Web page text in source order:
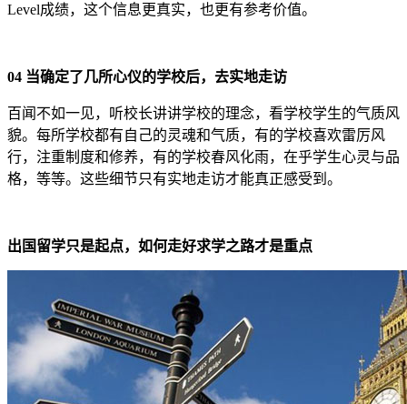
Level成绩，这个信息更真实，也更有参考价值。
04 当确定了几所心仪的学校后，去实地走访
百闻不如一见，听校长讲讲学校的理念，看学校学生的气质风
貌。每所学校都有自己的灵魂和气质，有的学校喜欢雷厉风
行，注重制度和修养，有的学校春风化雨，在乎学生心灵与品
格，等等。这些细节只有实地走访才能真正感受到。
出国留学只是起点，如何走好求学之路才是重点